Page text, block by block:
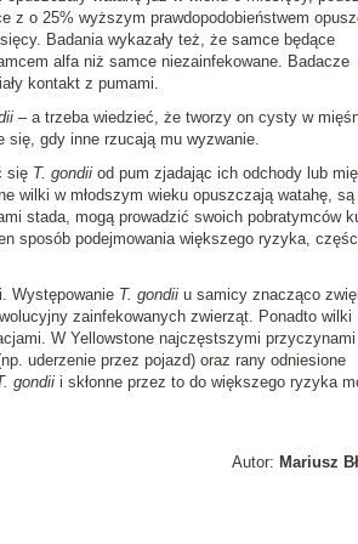
o 25% wyższym prawdopodobieństwem
Badania wykazały też, że samce będące
alfa niż samce niezainfekowane. Badacze
kontakt z pumami.
– a trzeba wiedzieć, że tworzy on cysty w
się, gdy inne rzucają mu wyzwanie.
się T. gondiiod pum zjadając ich odchody lub
wilki w młodszym wieku opuszczają watahę, są
stada, mogą prowadzić swoich pobratymców
sposób podejmowania większego ryzyka,
Występowanie T. gondiiu samicy znacząco
zainfekowanych zwierząt. Ponadto wilki
W Yellowstone najczęstszymi przyczynami
uderzenie przez pojazd) oraz rany odniesione
gondiii skłonne przez to do większego ryzyka
Autor: Mariusz